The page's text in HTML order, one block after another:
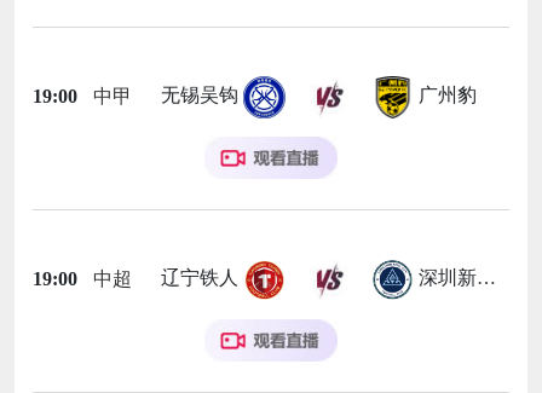
19:00 中甲 无锡吴钩 广州豹
19:00 中超 辽宁铁人 深圳新鹏城